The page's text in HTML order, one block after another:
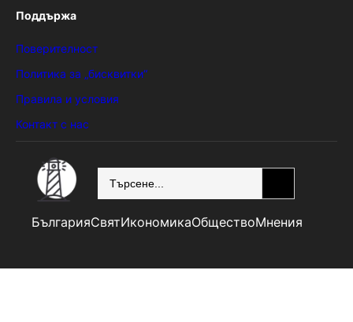
Поддържа
Поверителност
Политика за „бисквитки“
Правила и условия
Контакт с нас
БългарияСвятИкономикаОбществоМнения